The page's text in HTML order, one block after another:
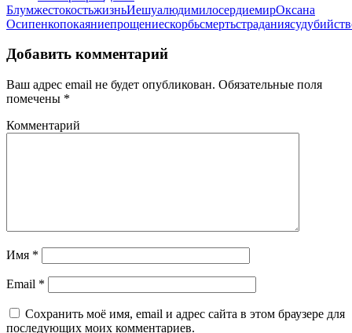
БлумжестокостьжизньИешуалюдимилосердиемирОксана
Осипенкопокаяниепрощениескорбьсмертьстраданиясуд
Добавить комментарий
Ваш адрес email не будет опубликован. Обязательные поля
помечены *
Комментарий
Имя *
Email *
Сохранить моё имя, email и адрес сайта в этом браузере для
последующих моих комментариев.